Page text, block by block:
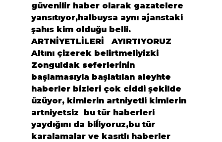
güvenilir haber olarak gazatelere
yansıtıyor,halbuysa aynı ajanstaki
şahıs kim olduğu belli.
ARTNİYETLİLERİ   AYIRTIYORUZ
Altını çizerek belirtmeliyizki
Zonguldak seferlerinin
başlamasıyla başlatılan aleyhte
haberler bizleri çok ciddi şekilde
üzüyor, kimlerin artniyetli kimlerin
artniyetsiz  bu tür haberleri
yaydığını da biĺiyoruz,bu tür
karalamalar ve kasıtlı haberler